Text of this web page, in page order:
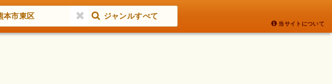
本市東区 ジャンルすべて
当サイトについて